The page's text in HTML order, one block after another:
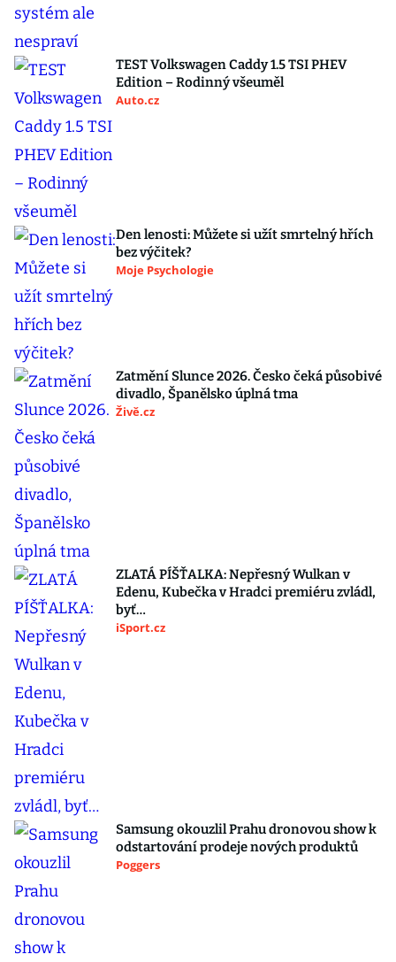
TEST Volkswagen Caddy 1.5 TSI PHEV
Edition – Rodinný všeuměl
Auto.cz
Den lenosti: Můžete si užít smrtelný hřích
bez výčitek?
Moje Psychologie
Zatmění Slunce 2026. Česko čeká působivé
divadlo, Španělsko úplná tma
Živě.cz
ZLATÁ PÍŠŤALKA: Nepřesný Wulkan v
Edenu, Kubečka v Hradci premiéru zvládl,
byť…
iSport.cz
Samsung okouzlil Prahu dronovou show k
odstartování prodeje nových produktů
Poggers